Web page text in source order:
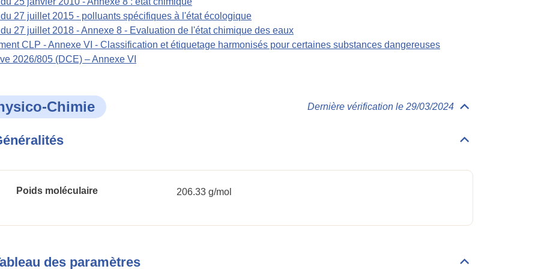
27 juillet 2015 - polluants spécifiques à l'état écologique
27 juillet 2018 - Annexe 8 - Evaluation de l'état chimique des eaux
CLP - Annexe VI - Classification et étiquetage harmonisés pour certaines substances dangereuses
2026/805 (DCE) – Annexe VI
Chimie Dernière vérification le 29/03/2024
Déplier/replier
Déplier/replier
Poids moléculaire 206.33 g/mol
des paramètres Déplier/replier